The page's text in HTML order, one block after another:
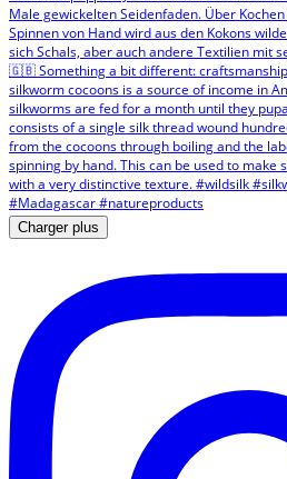
Charger plus